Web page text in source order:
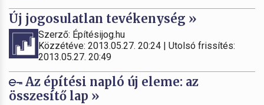
Új jogosulatlan tevékenység »
Szerző: Építésijog.hu
Közzétéve: 2013.05.27. 20:24 | Utolsó frissítés:
2013.05.27. 20:49
Az építési napló új eleme: az
összesítő lap »